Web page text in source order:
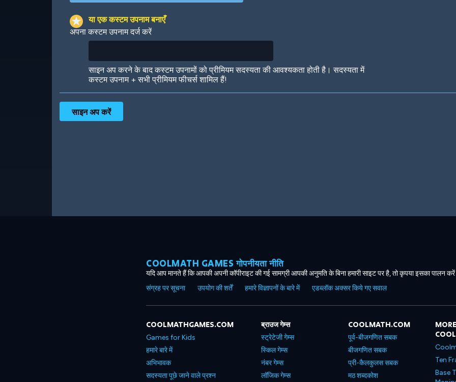
या एक कस्टम उपनाम बनाएँ
अपना कस्टम उपनाम दर्ज करें
साइन अप करने के बाद कस्टम उपनामों को प्रीमियम सदस्यता की आवश्यकता होती है। सदस्यता में
कस्टम उपनाम + सभी प्रीमियम फीचर्स शामिल हैं!
COOLMATH GAMES गोपनीयता नीति
यदि आप मानते हैं कि आपकी अपनी कॉपीराइट की गई सामग्री आपकी अनुमति के बिना हमारी साइट पर है, तो कृपया इसका पालन करें
संग्रह पर सूचना
उपयोग की शर्तें हमारे विज्ञापनों के बारे में एडब्लॉक अक्सर किये गए सवाल
COOLMATHGAMES.COM
Games for Kids
हमारे बारे में
अभिभावक
सदस्यता पूछे जाने वाले प्रश्न
ब्राउज गेम्स
स्ट्रेटेजी गेम्स
स्किल गेम्स
नंबर गेम्स
लॉजिक गेम्स
COOLMATH.COM
पूर्व-बीजगणित सबक
बीजगणित सबक
प्री-कैलकुलस सबक
मठ शब्दकोश
Ten
Base